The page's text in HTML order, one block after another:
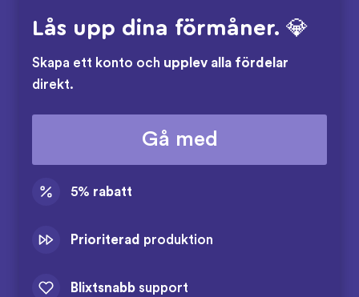
Lås upp dina förmåner. 💎
Skapa ett konto och upplev alla fördelar
direkt.
Gå med
5% rabatt
Prioriterad produktion
Blixtsnabb support